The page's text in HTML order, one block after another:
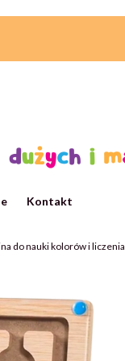
Kontakt
do nauki kolorów i liczenia